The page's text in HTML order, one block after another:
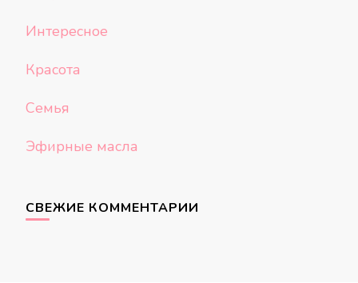
Интересное
Красота
Семья
Эфирные масла
СВЕЖИЕ КОММЕНТАРИИ